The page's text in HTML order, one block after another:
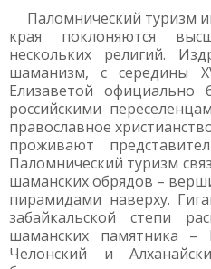
Паломнический туризм
края поклоняются
нескольких религий.
шаманизм, с середины
Елизаветой
российскими
православное
проживают
Паломнический туризм
шаманских обрядов –
пирамидами наверху.
забайкальской степи
шаманских памятника –
Челонский и